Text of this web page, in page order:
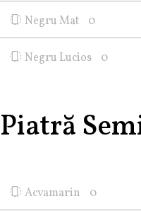
Negru Mat 0
Negru Lucios 0
Piatră
Acvamarin 0